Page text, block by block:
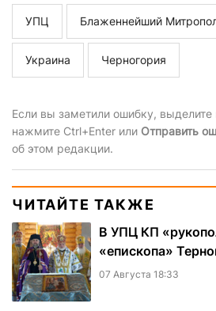
УПЦ Блаженнейший
Украина Черногория
Если вы заметили ошибку,
нажмите Ctrl+Enter или Отправить
об этом редакции.
ЧИТАЙТЕ ТАКЖЕ
В УПЦ КП
«епископа»
07 Августа 18:33